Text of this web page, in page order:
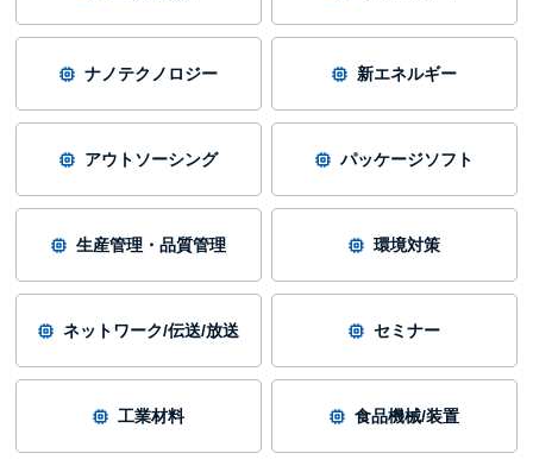
ナノテクノロジー 新エネルギー
アウトソーシング パッケージソフト
生産管理・品質管理 環境対策
ネットワーク/伝送/放送 セミナー
工業材料 食品機械/装置